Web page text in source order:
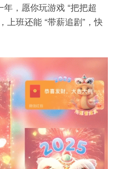
，愿你玩游戏 “把把超
上班还能 “带薪追剧”，快